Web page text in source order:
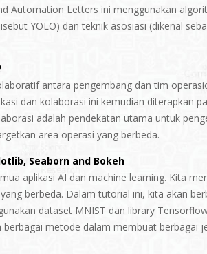
Automation Letters ini menggunakan
YOLO) dan teknik asosiasi (dikenal
antara pengembang dan tim
dan kolaborasi ini kemudian diterapkan
adalah pendekatan utama untuk
area operasi yang berbeda.
Seaborn and Bokeh
aplikasi AI dan machine learning. Kita
berbeda. Dalam tutorial ini, kita akan
dataset MNIST dan library
metode dalam membuat berbagai